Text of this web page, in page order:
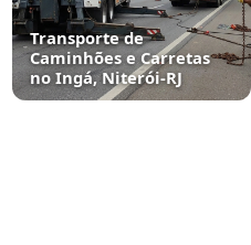
Transporte de
Caminhões e Carretas
no Ingá, Niterói‑RJ